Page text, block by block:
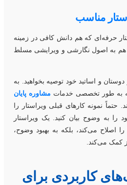
مناسب
که هم دانش کافی در زمینه
اصول نگارشی و ویرایشی مسلط
و اساتید خود توصیه بخواهید. به
طور تخصصی خدماتمشاوره پایان
نمونه کارهای قبلی ویراستار را
وضوح بیان کنید. یک ویراستار
می‌کند، بلکه به بهبود وضوح،
می‌کند.
کاربردی برای